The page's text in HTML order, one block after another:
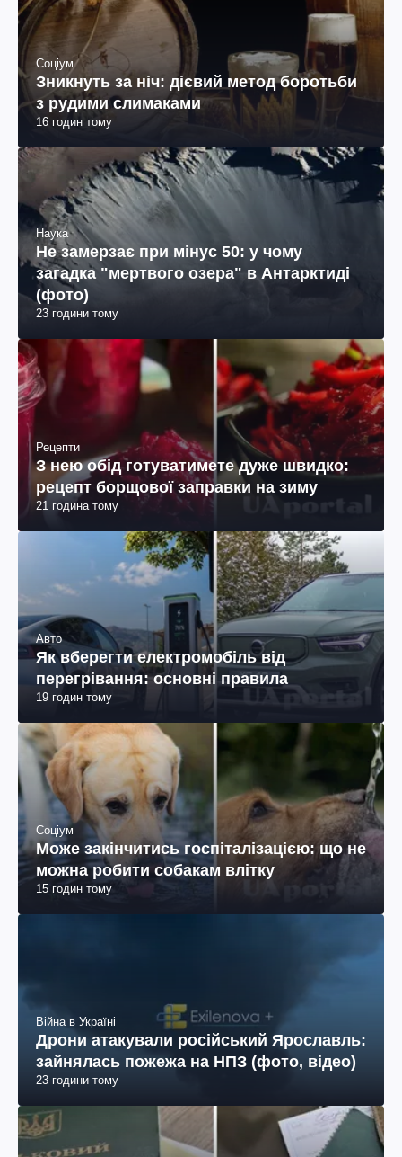
Соціум
Зникнуть за ніч: дієвий метод боротьби
з рудими слимаками
16 годин тому
Наука
Не замерзає при мінус 50: у чому
загадка "мертвого озера" в Антарктиді
(фото)
23 години тому
Рецепти
З нею обід готуватимете дуже швидко:
рецепт борщової заправки на зиму
21 година тому
Авто
Як вберегти електромобіль від
перегрівання: основні правила
19 годин тому
Соціум
Може закінчитись госпіталізацією: що не
можна робити собакам влітку
15 годин тому
Війна в Україні
Дрони атакували російський Ярославль:
зайнялась пожежа на НПЗ (фото, відео)
23 години тому